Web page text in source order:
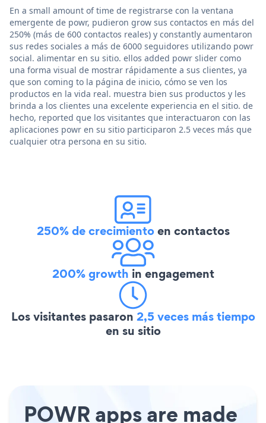
En a small amount of time de registrarse con la ventana
emergente de powr, pudieron grow sus contactos en más del
250% (más de 600 contactos reales) y constantly aumentaron
sus redes sociales a más de 6000 seguidores utilizando powr
social. alimentar en su sitio. ellos added powr slider como
una forma visual de mostrar rápidamente a sus clientes, ya
que son coming to la página de inicio, cómo se ven los
productos en la vida real. muestra bien sus productos y les
brinda a los clientes una excelente experiencia en el sitio. de
hecho, reported que los visitantes que interactuaron con las
aplicaciones powr en su sitio participaron 2.5 veces más que
cualquier otra persona en su sitio.
250% de crecimientoen contactos
200% growth in engagement
Los visitantes pasaron 2,5 veces más tiempo
en su sitio
POWR apps are made